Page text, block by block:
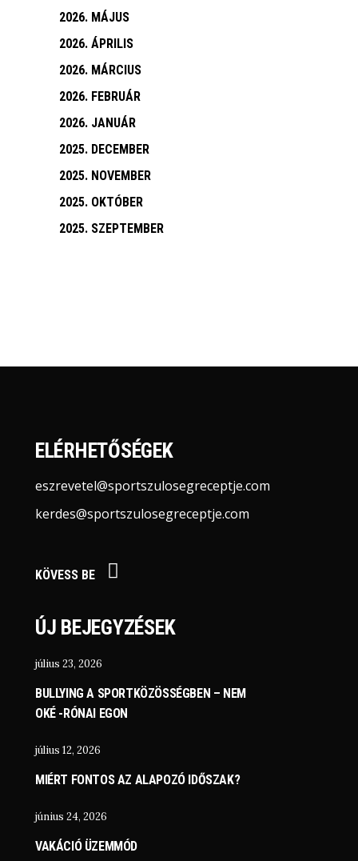
2026. MÁJUS
2026. ÁPRILIS
2026. MÁRCIUS
2026. FEBRUÁR
2026. JANUÁR
2025. DECEMBER
2025. NOVEMBER
2025. OKTÓBER
2025. SZEPTEMBER
ELÉRHETŐSÉGEK
eszrevetel@sportszulosegreceptje.com
kerdes@sportszulosegreceptje.com
KÖVESS BE
ÚJ BEJEGYZÉSEK
július 23, 2026
BULLYING A SPORTKÖZÖSSÉGBEN – NEM
OKÉ -RÓNAI EGON
július 12, 2026
MIÉRT FONTOS AZ ALAPOZÓ IDŐSZAK?
június 24, 2026
VAKÁCIÓ ÜZEMMÓD